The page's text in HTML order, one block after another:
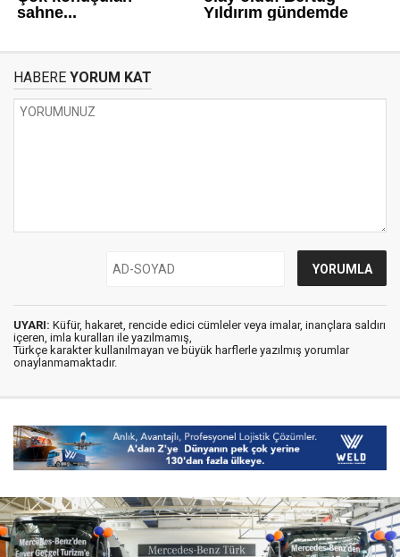
HABERE YORUM KAT
UYARI: Küfür, hakaret, rencide edici cümleler veya imalar, inançlara saldırı
içeren, imla kuralları ile yazılmamış,
Türkçe karakter kullanılmayan ve büyük harflerle yazılmış yorumlar
onaylanmamaktadır.